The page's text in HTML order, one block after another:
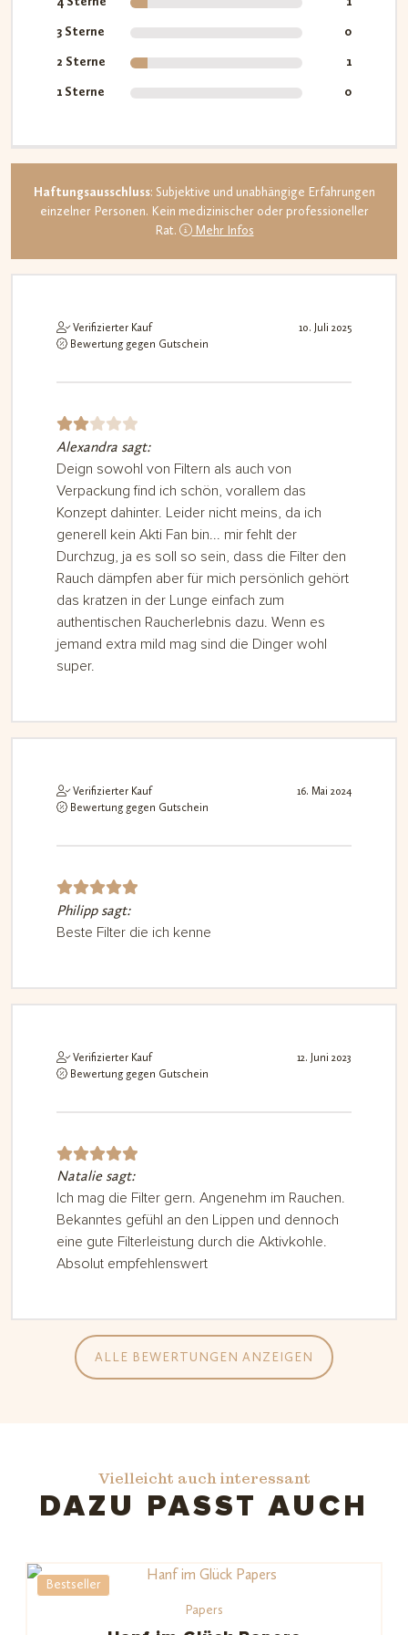
3 Sterne
0
2 Sterne
1
1 Sterne
0
Haftungsausschluss: Subjektive und unabhängige Erfahrungen
einzelner Personen. Kein medizinischer oder professioneller
Rat.
Mehr Infos
Verifizierter Kauf
Bewertung gegen Gutschein
10. Juli 2025
Be
we
rte
t
mi
t2
vo
n 5
Alexandra sagt:
Deign sowohl von Filtern als auch von
Verpackung find ich schön, vorallem das
Konzept dahinter. Leider nicht meins, da ich
generell kein Akti Fan bin... mir fehlt der
Durchzug, ja es soll so sein, dass die Filter den
Rauch dämpfen aber für mich persönlich gehört
das kratzen in der Lunge einfach zum
authentischen Raucherlebnis dazu. Wenn es
jemand extra mild mag sind die Dinger wohl
super.
Verifizierter Kauf
Bewertung gegen Gutschein
16. Mai 2024
Bewerte
t mit5
Philipp sagt:
Beste Filter die ich kenne
Verifizierter Kauf
Bewertung gegen Gutschein
12. Juni 2023
Bewerte
t mit5
von 5
Natalie sagt:
Ich mag die Filter gern. Angenehm im Rauchen.
Bekanntes gefühl an den Lippen und dennoch
eine gute Filterleistung durch die Aktivkohle.
Absolut empfehlenswert
ALLE BEWERTUNGEN ANZEIGEN
Vielleicht auch interessant
DAZU PASST AUCH
Bestseller
Papers